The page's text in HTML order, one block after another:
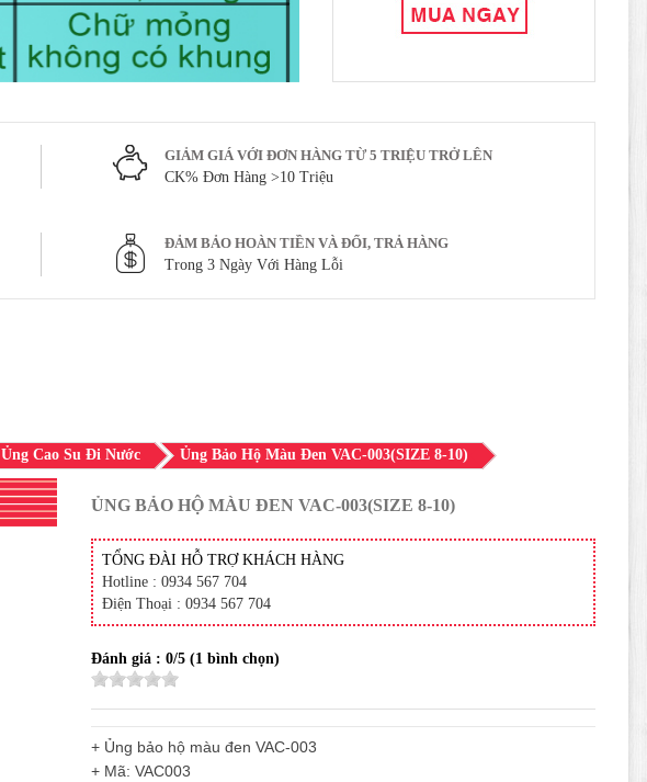
GIẢM GIÁ VỚI ĐƠN HÀNG TỪ 5 TRIỆU TRỞ LÊN
CK% Đơn Hàng >10 Triệu
ĐẢM BẢO HOÀN TIỀN VÀ ĐỔI, TRẢ HÀNG
Trong 3 Ngày Với Hàng Lỗi
Ủng Cao Su Đi Nước Ủng Bảo Hộ Màu Đen VAC-003(SIZE 8-10)
ỦNG BẢO HỘ MÀU ĐEN VAC-003(SIZE 8-10)
TỔNG ĐÀI HỖ TRỢ KHÁCH HÀNG
Hotline : 0934 567 704
Điện Thoại : 0934 567 704
Đánh giá : 0/5 (1 bình chọn)
+ Ủng bảo hộ màu đen VAC-003
+ Mã: VAC003